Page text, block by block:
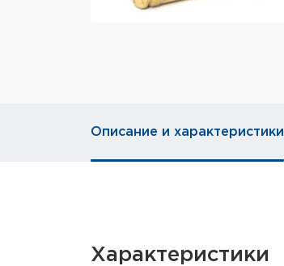
Описание и характеристики
Характеристики